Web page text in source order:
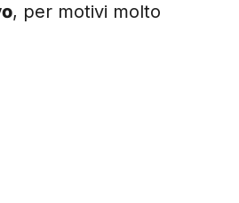
, per motivi molto